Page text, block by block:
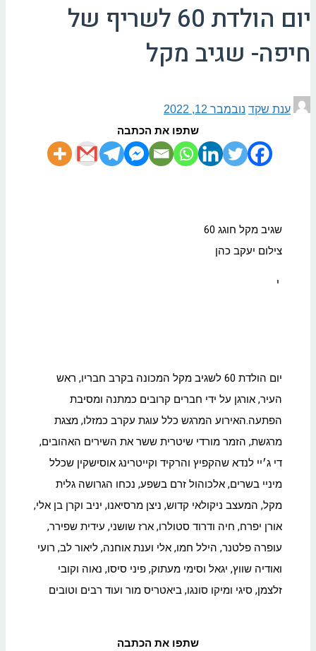
יום הולדת 60 לשריף של
חיפה- שגיב מקל
ענת שקד נובמבר 12, 2022
שתפו את הכתבה
שגיב מקל חוגג 60
צילום יעקב כהן
י
יום הולדת 60 לשגיב מקל המכונה בקרב חבריו, ראש
העיר, אורגן על ידי חברים קרובים כמתנה ומסיבת
הפתעה.האירוע המרגש כלל עוגת עקרב כמזלו, מצגת
מרגשת, הזמר מורדי שיטרית ששר את השירים האהובים,
די ג׳יי לנדא שהקפיץ והרקיד וקייטרינג אוסישקין שכלל
מיניי בשרים, אלכוהול זרם בשפע, נכחו הגרושה גלית
מקל, המעצב ניקולאי קדוש, ניצן מרסיאנו, יניב וקרן בן אלי,
אורן יפרח, חיה ודרוד סטולרו, ארז שושני, עידית שפירר,
עופרה פלטנר, הילל חמו, אלי וענת אוחנה, ליאור לב, רועי
ואודיה שווץ, יגאל וסימי מעתוק, פיני סיסו, נאוה וקובי
זלצמן, סיגי ומיקו סונגו, ביאטריס מור ועוד רבים וטובים
שתפו את הכתבה